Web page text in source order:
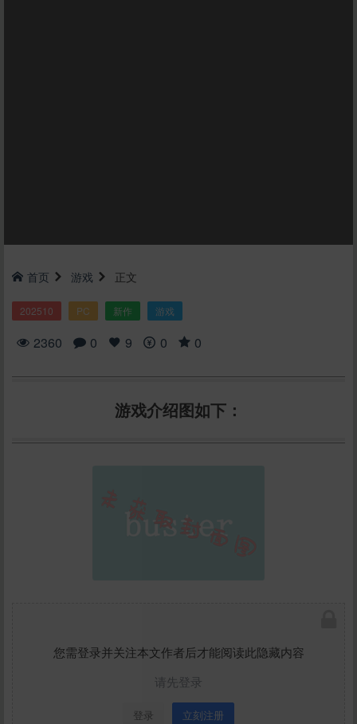
首页 游戏 正文
202510 PC 新作 游戏
2360 0 9 0 0
游戏介绍图如下：
您需登录并关注本文作者后才能阅读此隐藏内容
请先登录
登录 立刻注册